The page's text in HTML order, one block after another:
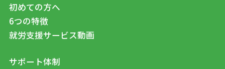
初めての方へ
6つの特徴
就労支援サービス動画
サポート体制